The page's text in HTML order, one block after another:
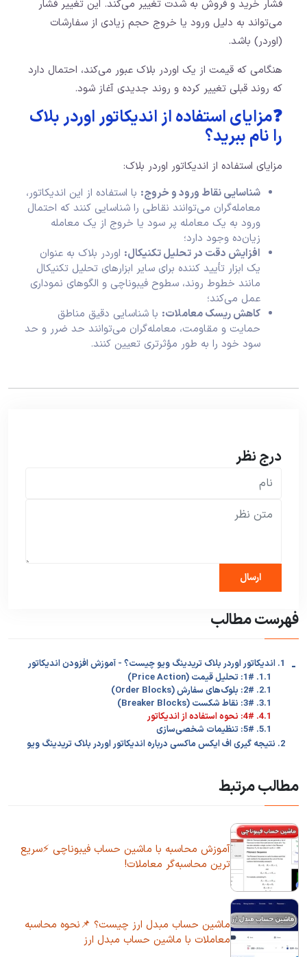
فشار خرید و فروش به شدت تغییر می‌کند. این تغییر فشار
می‌تواند به دلیل ورود یا خروج حجم زیادی از سفارشات
(اوردر) باشد.
هنگامی که قیمت از یک اوردر بلاک عبور می‌کند، احتمال دارد
که روند قبلی تغییر کرده و روند جدیدی آغاز شود.
❓مزایای استفاده از اندیکاتور اوردر بلاک
را نام ببرید؟
مزایای استفاده از اندیکاتور اوردر بلاک:
شناسایی نقاط ورود و خروج: با استفاده از این اندیکاتور،
معامله‌گران می‌توانند نقاطی را شناسایی کنند که احتمال
ورود به یک معامله پر سود یا خروج از یک معامله
زیان‌ده وجود دارد؛
افزایش دقت در تحلیل تکنیکال: اوردر بلاک به عنوان
یک ابزار تأیید کننده برای سایر ابزارهای تحلیل تکنیکال
مانند خطوط روند، سطوح فیبوناچی و الگوهای نموداری
عمل می‌کند؛
کاهش ریسک معاملات: با شناسایی دقیق مناطق
حمایت و مقاومت، معامله‌گران می‌توانند حد ضرر و حد
سود خود را به طور مؤثرتری تعیین کنند.
درج نظر
فهرست مطالب
1. اندیکاتور اوردر بلاک تریدینگ ویو چیست؟ - آموزش افزودن اندیکاتور -
1.1. 1#: تحلیل قیمت (Price Action)
2.1. 2#: بلوک‌های سفارش (Order Blocks)
3.1. 3#: نقاط شکست (Breaker Blocks)
4.1. 4#: نحوه استفاده از اندیکاتور
5.1. 5#: تنظیمات شخصی‌سازی
2. نتیجه گیری اف ایکس ماکسی درباره اندیکاتور اوردر بلاک تریدینگ ویو
مطالب مرتبط
آموزش محاسبه با ماشین حساب فیبوناچی ⚡سریع
ترین محاسبه‌گر معاملات!
ماشین حساب مبدل ارز چیست؟ 📌نحوه محاسبه
معاملات با ماشین حساب مبدل ارز